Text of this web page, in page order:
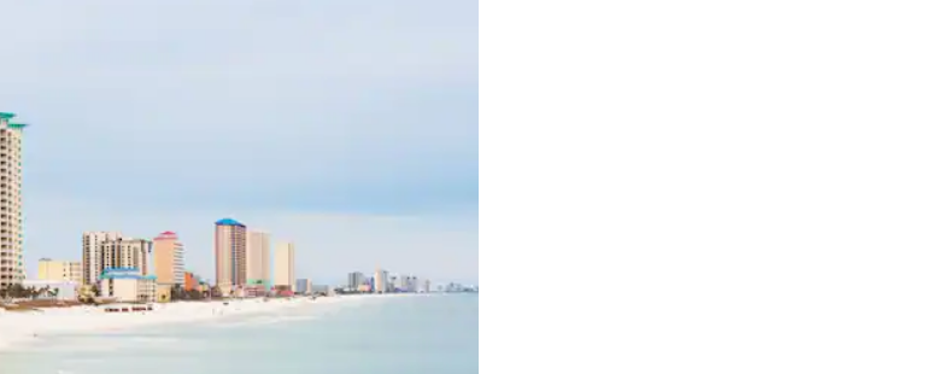
juu na chini au uchunguze kwa kugusa au kutelezesha kidole kwenye ishara.